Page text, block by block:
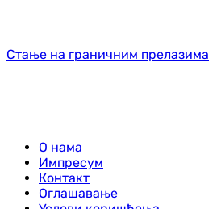
Стање на граничним прелазима
О нама
Импресум
Контакт
Оглашавање